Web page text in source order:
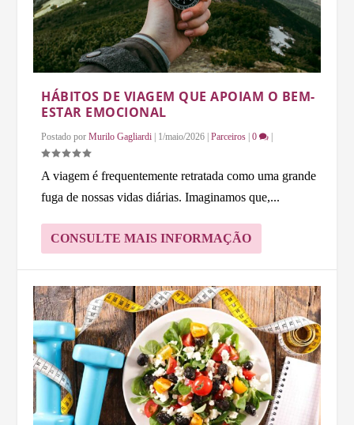
HÁBITOS DE VIAGEM QUE APOIAM O BEM-
ESTAR EMOCIONAL
Postado porMurilo Gagliardi 1/maio/2026 |Parceiros |0
A viagem é frequentemente retratada como uma grande
fuga de nossas vidas diárias. Imaginamos que,...
CONSULTE MAIS INFORMAÇÃO